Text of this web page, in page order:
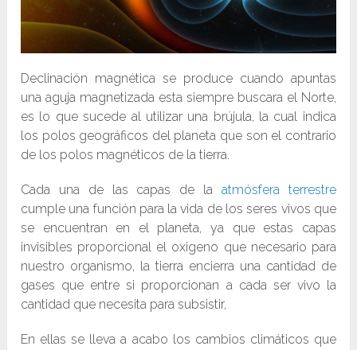
Declinación magnética se produce cuando apuntas
una aguja magnetizada esta siempre buscara el Norte,
es lo que sucede al utilizar una brújula, la cual indica
los polos geográficos del planeta que son el contrario
de los polos magnéticos de la tierra.
Cada una de las capas de laatmósfera terrestre
cumple una función para la vida de los seres vivos que
se encuentran en el planeta, ya que estas capas
invisibles proporcional el oxigeno que necesario para
nuestro organismo, la tierra encierra una cantidad de
gases que entre si proporcionan a cada ser vivo la
cantidad que necesita para subsistir,
En ellas se lleva a acabo los cambios climáticos que